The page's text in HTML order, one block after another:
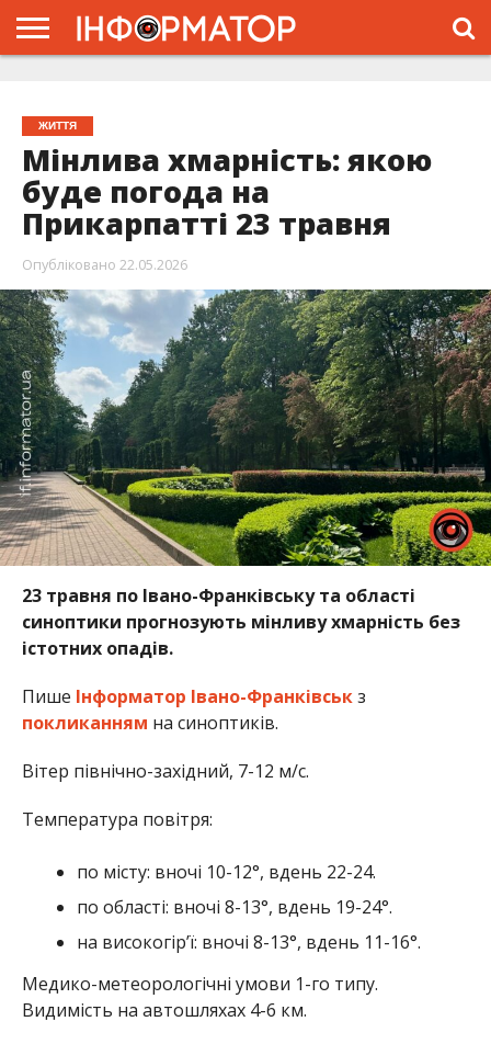
ЖИТТЯ
Мінлива хмарність: якою
буде погода на
Прикарпатті 23 травня
Опубліковано 22.05.2026
23 травня по Івано-Франківську та області
синоптики прогнозують мінливу хмарність без
істотних опадів.
Пише Інформатор Івано-Франківськз
покликанням на синоптиків.
Вітер північно-західний, 7-12 м/с.
Температура повітря:
по місту: вночі 10-12°, вдень 22-24.
по області: вночі 8-13°, вдень 19-24°.
на високогір’ї: вночі 8-13°, вдень 11-16°.
Медико-метеорологічні умови 1-го типу.
Видимість на автошляхах 4-6 км.